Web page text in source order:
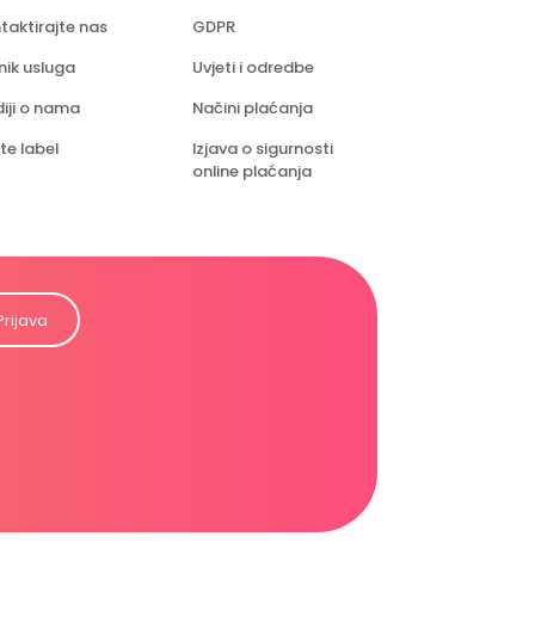
nas
usluga
o nama
label
GDPR
Uvjeti i odredbe
Načini plaćanja
Izjava o sigurnosti
online plaćanja